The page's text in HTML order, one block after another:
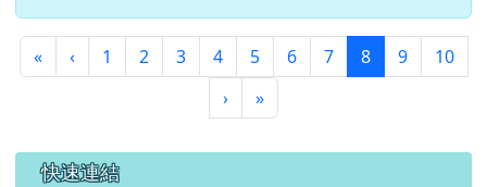
«第一頁
‹上一頁
1 2 3 4 5 6 7 8(目前頁次)
9
10
›下一頁
»最後頁
右邊區域內容
快速連結